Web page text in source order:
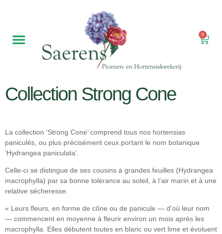
0
Collection Strong Cone
La collection ‘Strong Cone’ comprend tous nos hortensias
paniculés, ou plus précisément ceux portant le nom botanique
‘Hydrangea paniculata’.
Celle-ci se distingue de ses cousins à grandes feuilles (Hydrangea
macrophylla) par sa bonne tolérance au soleil, à l’air marin et à une
relative sécheresse.
« Leurs fleurs, en forme de cône ou de panicule — d’où leur nom
— commencent en moyenne à fleurir environ un mois après les
macrophylla. Elles débutent toutes en blanc ou vert lime et évoluent